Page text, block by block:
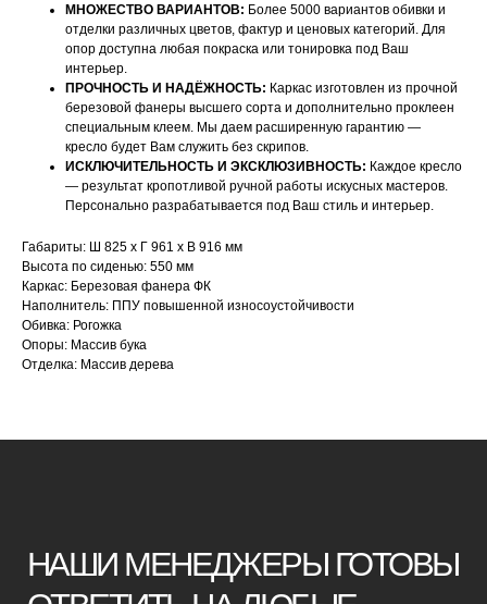
МНОЖЕСТВО ВАРИАНТОВ: Более 5000 вариантов обивки и
отделки различных цветов, фактур и ценовых категорий. Для
опор доступна любая покраска или тонировка под Ваш
интерьер.
ПРОЧНОСТЬ И НАДЁЖНОСТЬ: Каркас изготовлен из прочной
березовой фанеры высшего сорта и дополнительно проклеен
специальным клеем. Мы даем расширенную гарантию —
кресло будет Вам служить без скрипов.
ИСКЛЮЧИТЕЛЬНОСТЬ И ЭКСКЛЮЗИВНОСТЬ: Каждое кресло
— результат кропотливой ручной работы искусных мастеров.
Персонально разрабатывается под Ваш стиль и интерьер.
Габариты: Ш 825 х Г 961 х В 916 мм
Высота по сиденью: 550 мм
Каркас: Березовая фанера ФК
Наполнитель: ППУ повышенной износоустойчивости
Обивка: Рогожка
Опоры: Массив бука
Отделка: Массив дерева
Воспользуйтесь формой обратной связи,
чтобы связаться с нами
НАШИ МЕНЕДЖЕРЫ ГОТОВЫ
ВОПРОСЫ